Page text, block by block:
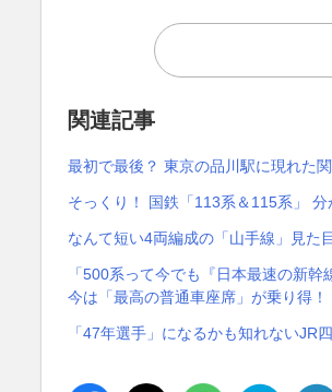
関連記事
最初で最後？ 東京の品川駅に現れた
そっくり！ 国鉄「113系＆115系」
なんて短い4両編成の「山手線」見た
「500系って今でも『日本最速の新
今は「最高の普通車座席」が乗り得！
「47年選手」になるかも知れないJR